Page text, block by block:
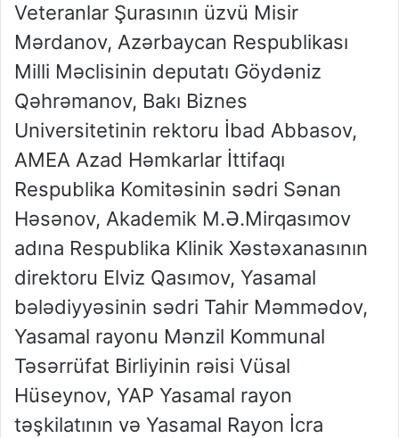
Veteranlar Şurasının üzvü Misir
Mərdanov, Azərbaycan Respublikası
Milli Məclisinin deputatı Göydəniz
Qəhrəmanov, Bakı Biznes
Universitetinin rektoru İbad Abbasov,
AMEA Azad Həmkarlar İttifaqı
Respublika Komitəsinin sədri Sənan
Həsənov, Akademik M.Ə.Mirqasımov
adına Respublika Klinik Xəstəxanasının
direktoru Elviz Qasımov, Yasamal
bələdiyyəsinin sədri Tahir Məmmədov,
Yasamal rayonu Mənzil Kommunal
Təsərrüfat Birliyinin rəisi Vüsal
Hüseynov, YAP Yasamal rayon
təşkilatının və Yasamal Rayon İcra